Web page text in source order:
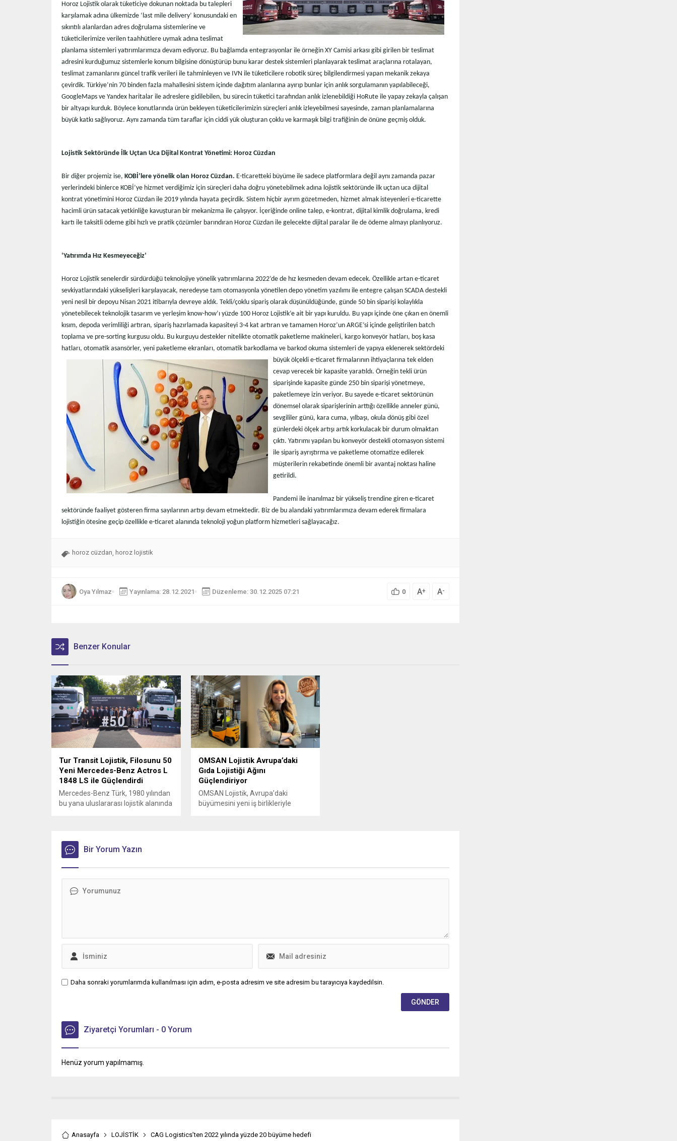
Horoz Lojistik olarak tüketiciye dokunan noktada bu talepleri
karşılamak adına ülkemizde ‘last mile delivery’ konusundaki en
sıkıntılı alanlardan adres doğrulama sistemlerine ve
tüketicilerimize verilen taahhütlere uymak adına teslimat
planlama sistemleri yatırımlarımıza devam ediyoruz. Bu bağlamda entegrasyonlar ile örneğin XY Camisi arkası gibi girilen bir teslimat
adresini kurduğumuz sistemlerle konum bilgisine dönüştürüp bunu karar destek sistemleri planlayarak teslimat araçlarına rotalayan,
teslimat zamanlarını güncel trafik verileri ile tahminleyen ve IVN ile tüketicilere robotik süreç bilgilendirmesi yapan mekanik zekaya
çevirdik. Türkiye’nin 70 binden fazla mahallesini sistem içinde dağıtım alanlarına ayırıp bunlar için anlık sorgulamanın yapılabileceği,
GoogleMaps ve Yandex haritalar ile adreslere gidilebilen, bu sürecin tüketici tarafından anlık izlenebildiği HoRute ile yapay zekayla çalışan
bir altyapı kurduk. Böylece konutlarında ürün bekleyen tüketicilerimizin süreçleri anlık izleyebilmesi sayesinde, zaman planlamalarına
büyük katkı sağlıyoruz. Aynı zamanda tüm taraflar için ciddi yük oluşturan çoklu ve karmaşık bilgi trafiğinin de önüne geçmiş olduk.
Lojistik Sektöründe İlk Uçtan Uca Dijital Kontrat Yönetimi: Horoz Cüzdan
Bir diğer projemiz ise, KOBİ’lere yönelik olan Horoz Cüzdan. E-ticaretteki büyüme ile sadece platformlara değil aynı zamanda pazar
yerlerindeki binlerce KOBİ’ye hizmet verdiğimiz için süreçleri daha doğru yönetebilmek adına lojistik sektöründe ilk uçtan uca dijital
kontrat yönetimini Horoz Cüzdan ile 2019 yılında hayata geçirdik. Sistem hiçbir ayrım gözetmeden, hizmet almak isteyenleri e-ticarette
hacimli ürün satacak yetkinliğe kavuşturan bir mekanizma ile çalışıyor. İçeriğinde online talep, e-kontrat, dijital kimlik doğrulama, kredi
kartı ile taksitli ödeme gibi hızlı ve pratik çözümler barındıran Horoz Cüzdan ile gelecekte dijital paralar ile de ödeme almayı planlıyoruz.
‘Yatırımda Hız Kesmeyeceğiz’
Horoz Lojistik senelerdir sürdürdüğü teknolojiye yönelik yatırımlarına 2022’de de hız kesmeden devam edecek. Özellikle artan e-ticaret
sevkiyatlarındaki yükselişleri karşılayacak, neredeyse tam otomasyonla yönetilen depo yönetim yazılımı ile entegre çalışan SCADA destekli
yeni nesil bir depoyu Nisan 2021 itibarıyla devreye aldık. Tekli/çoklu sipariş olarak düşünüldüğünde, günde 50 bin siparişi kolaylıkla
yönetebilecek teknolojik tasarım ve yerleşim know-how’ı yüzde 100 Horoz Lojistik’e ait bir yapı kuruldu. Bu yapı içinde öne çıkan en önemli
kısım, depoda verimliliği artıran, sipariş hazırlamada kapasiteyi 3-4 kat artıran ve tamamen Horoz’un ARGE’si içinde geliştirilen batch
toplama ve pre-sorting kurgusu oldu. Bu kurguyu destekler nitelikte otomatik paketleme makineleri, kargo konveyör hatları, boş kasa
hatları, otomatik asansörler, yeni paketleme ekranları, otomatik barkodlama ve barkod okuma sistemleri de yapıya eklenerek sektördeki
büyük ölçekli e-ticaret firmalarının ihtiyaçlarına tek elden
cevap verecek bir kapasite yaratıldı. Örneğin tekli ürün
siparişinde kapasite günde 250 bin siparişi yönetmeye,
paketlemeye izin veriyor. Bu sayede e-ticaret sektörünün
dönemsel olarak siparişlerinin arttığı özellikle anneler günü,
sevgililer günü, kara cuma, yılbaşı, okula dönüş gibi özel
günlerdeki ölçek artışı artık korkulacak bir durum olmaktan
çıktı. Yatırımı yapılan bu konveyör destekli otomasyon sistemi
ile sipariş ayrıştırma ve paketleme otomatize edilerek
müşterilerin rekabetinde önemli bir avantaj noktası haline
getirildi.
Pandemi ile inanılmaz bir yükseliş trendine giren e-ticaret
sektöründe faaliyet gösteren firma sayılarının artışı devam etmektedir. Biz de bu alandaki yatırımlarımıza devam ederek firmalara
lojistiğin ötesine geçip özellikle e-ticaret alanında teknoloji yoğun platform hizmetleri sağlayacağız.
horoz cüzdan, horoz lojistik
Oya Yılmaz Yayınlama: 28.12.2021 Düzenleme: 30.12.2025 07:21 0 A+ A-
Benzer Konular
Tur Transit Lojistik, Filosunu 50
Yeni Mercedes-Benz Actros L
1848 LS ile Güçlendirdi
Mercedes-Benz Türk, 1980 yılından
bu yana uluslararası lojistik alanında
gerçekleştirdi.
OMSAN Lojistik Avrupa’daki
Gıda Lojistiği Ağını
Güçlendiriyor
OMSAN Lojistik, Avrupa’daki
büyümesini yeni iş birlikleriyle
Bir Yorum Yazın
Daha sonraki yorumlarımda kullanılması için adım, e-posta adresim ve site adresim bu tarayıcıya kaydedilsin.
Ziyaretçi Yorumları - 0 Yorum
Henüz yorum yapılmamış.
Anasayfa LOJİSTİK CAG Logistics’ten 2022 yılında yüzde 20 büyüme hedefi